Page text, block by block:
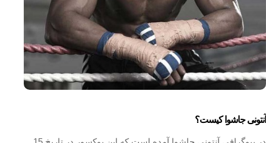
آنتونی جاشوا کیست؟